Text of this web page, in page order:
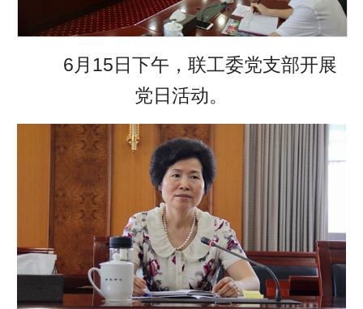
6月15日下午，联工委党支部开展
党日活动。